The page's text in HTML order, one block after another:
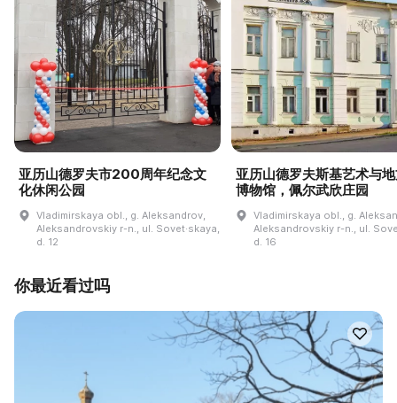
亚历山德罗夫市200周年纪念文
化休闲公园
Vladimirskaya obl., g. Aleksandrov,
Aleksandrovskiy r-n., ul. Sovet·skaya,
d. 12
亚历山德罗夫斯基艺术与
博物馆，佩尔武欣庄园
Vladimirskaya obl., g.
Aleksandrovskiy r-n., ul.
d. 16
你最近看过吗